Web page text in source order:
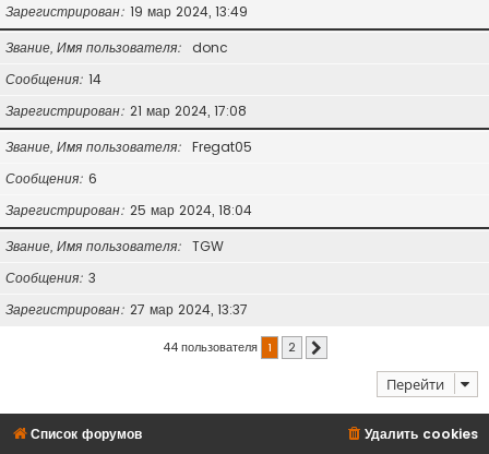
Зарегистрирован 19 мар 2024, 13:49
Звание, Имя пользователя
donc
Сообщения 14
Зарегистрирован 21 мар 2024, 17:08
Звание, Имя пользователя
Fregat05
Сообщения 6
Зарегистрирован 25 мар 2024, 18:04
Звание, Имя пользователя
TGW
Сообщения 3
Зарегистрирован 27 мар 2024, 13:37
44 пользователя 1 2
Перейти
Список форумов Удалить cookies